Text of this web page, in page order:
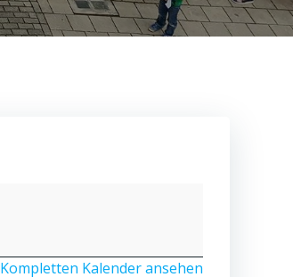
Kompletten Kalender ansehen